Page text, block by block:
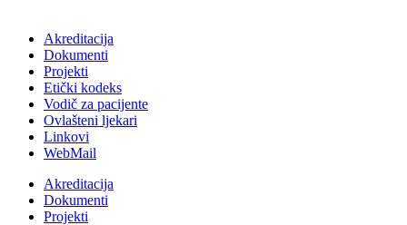
Akreditacija
Dokumenti
Projekti
Etički kodeks
Vodič za pacijente
Ovlašteni ljekari
Linkovi
WebMail
Akreditacija
Dokumenti
Projekti